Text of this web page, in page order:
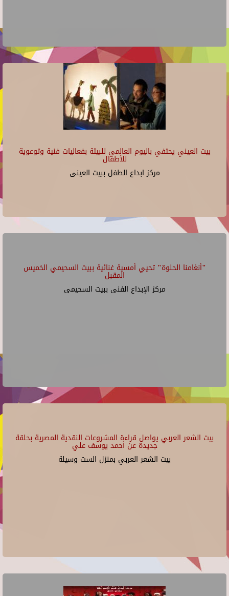
بيت العيني يحتفي باليوم العالمي للبيئة بفعاليات فنية وتوعوية
للأطفال
مركز ابداع الطفل ببيت العينى
"أنغامنا الحلوة" تحيي أمسية غنائية ببيت السحيمي الخميس
المقبل
مركز الإبداع الفنى ببيت السحيمى
بيت الشعر العربي يواصل قراءة المشروعات النقدية المصرية بحلقة
جديدة عن أحمد يوسف علي
بيت الشعر العربي بمنزل الست وسيلة